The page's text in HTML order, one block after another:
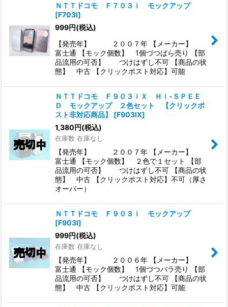
ＮＴＴドコモ Ｆ７０３ｉ モックアップ
[F703I]
999円(税込)
【発売年】 ２００７年 【メーカー】
富士通 【モック個数】 1個づつばら売り 【部
品流用の可否】 つけはずし不可 【商品の状
態】 中古 【クリックポスト対応】可能
ＮＴＴドコモ Ｆ９０３ｉＸ Ｈｉ-ＳＰＥＥ
Ｄ モックアップ ２色セット 【クリックポ
スト非対応商品】
[F903IX]
1,380円(税込)
在庫数 在庫なし
【発売年】 ２００７年 【メーカー】
富士通 【モック個数】 ２色で１セット 【部
品流用の可否】 つけはずし不可 【商品の状
態】 中古 【クリックポスト対応】不可（厚さ
オーバー）
ＮＴＴドコモ Ｆ９０３ｉ モックアップ
[F903I]
999円(税込)
在庫数 在庫なし
【発売年】 ２００６年 【メーカー】
富士通 【モック個数】 1個づつバラ売り 【部
品流用の可否】 つけはずし不可 【商品の状
態】 中古 【クリックポスト対応】可能